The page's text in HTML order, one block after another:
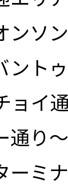
ンソ
ント
ョイ
通り
ーミ